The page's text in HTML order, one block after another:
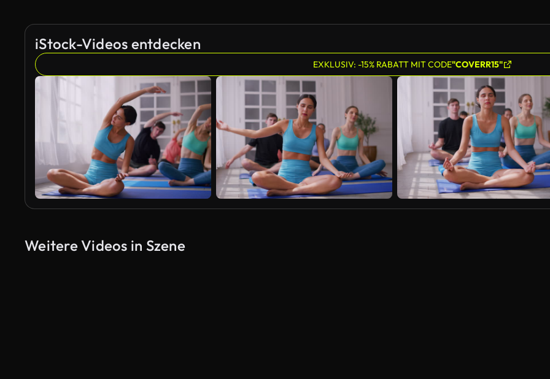
iStock-Videos entdecken
EXKLUSIV: -15% RABATT MIT CODE"COVERR15"
Weitere Videos in Szene